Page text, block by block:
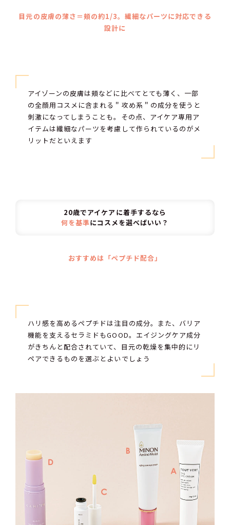
目元の皮膚の薄さ＝頬の約1/3。繊細なパーツに対応できる
設計に
アイゾーンの皮膚は頬などに比べてとても薄く、一部
の全顔用コスメに含まれる＂攻め系＂の成分を使うと
刺激になってしまうことも。その点、アイケア専用ア
イテムは繊細なパーツを考慮して作られているのがメ
リットだといえます
20歳でアイケアに着手するなら
何を基準にコスメを選べばいい？
おすすめは「ペプチド配合」
ハリ感を高めるペプチドは注目の成分。また、バリア
機能を支えるセラミドもGOOD。エイジングケア成分
がきちんと配合されていて、目元の乾燥を集中的にリ
ペアできるものを選ぶとよいでしょう